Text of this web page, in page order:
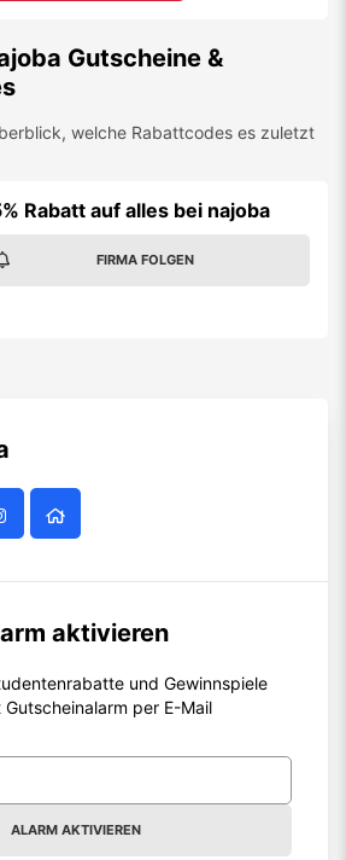
Gutscheine &
welche Rabattcodes es zuletzt
Rabatt auf alles bei najoba
FIRMA FOLGEN
aktivieren
und Gewinnspiele
per E-Mail
ALARM AKTIVIEREN